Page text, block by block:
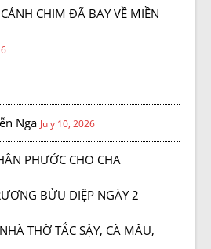
CHIM ĐÃ BAY VỀ MIỀN
Nga July 10, 2026
PHƯỚC CHO CHA
BỬU DIỆP NGÀY 2
THỜ TẮC SẬY, CÀ MÂU,